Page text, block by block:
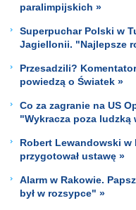
paralimpijskich »
Superpuchar Polski w
Jagiellonii. "Najlepsze
Przesadzili?
powiedzą o Światek »
Co za zagranie na US
"Wykracza poza ludzką
Robert Lewandowski w
przygotował ustawę »
Alarm w Rakowie.
był w rozsypce" »